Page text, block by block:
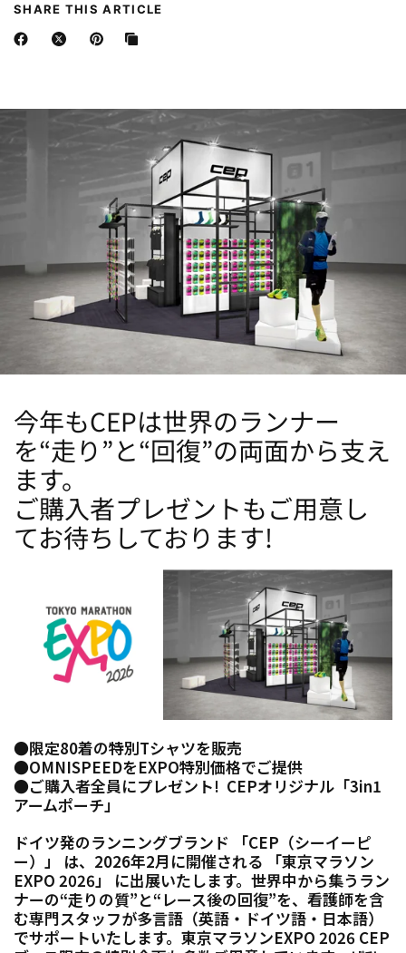
SHARE THIS ARTICLE
今年もCEPは世界のランナー
を“走り”と“回復”の両面から支え
ます。
ご購入者プレゼントもご用意し
てお待ちしております!
●限定80着の特別Tシャツを販売
●OMNISPEEDをEXPO特別価格でご提供
●ご購入者全員にプレゼント! CEPオリジナル「3in1
アームポーチ」
ドイツ発のランニングブランド 「CEP（シーイーピ
ー）」 は、2026年2月に開催される 「東京マラソン
EXPO 2026」 に出展いたします。世界中から集うラン
ナーの“走りの質”と“レース後の回復”を、看護師を含
む専門スタッフが多言語（英語・ドイツ語・日本語）
でサポートいたします。東京マラソンEXPO 2026 CEP